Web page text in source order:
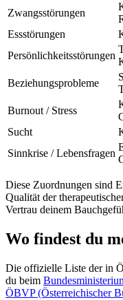
Zwangsstörungen
Essstörungen
Persönlichkeitsstörungen
Beziehungsprobleme
Burnout / Stress
Sucht
Sinnkrise / Lebensfragen
Diese Zuordnungen sind
Qualität der
Vertrau deinem
Wo findest du
Die offizielle Liste der in
du beim
ÖBVP (Österreichischer